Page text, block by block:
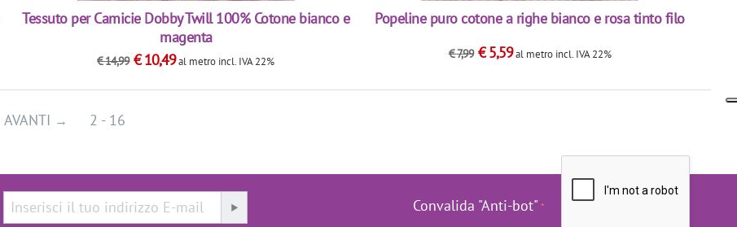
Tessuto per Camicie Dobby Twill 100% Cotone bianco e
magenta
€14,99 €10,49al metro incl. IVA 22%
Popeline puro cotone a righe bianco e rosa tinto filo
€7,99 €5,59al metro incl. IVA 22%
AVANTI 2 - 16
Convalida "Anti-bot"